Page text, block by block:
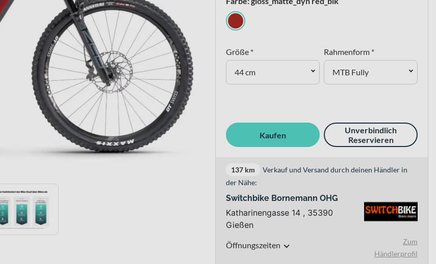
Größe *
44 cm
Rahmenform *
MTB Fully
Kaufen
Unverbindlich
Reservieren
137 km
Verkauf und Versand durch deinen Händler in
der Nähe:
Switchbike Bornemann OHG
Katharinengasse 14 , 35390
Gießen
Öffnungszeiten
Zum
Händlerprofil